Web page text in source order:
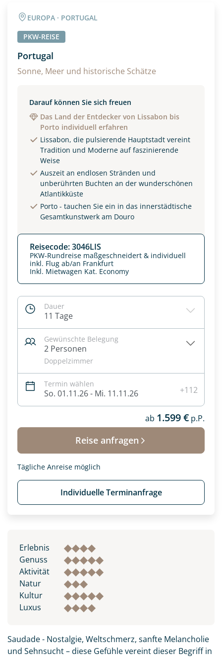
EUROPA · PORTUGAL
PKW-REISE
Portugal
Sonne, Meer und historische Schätze
Darauf können Sie sich freuen
Das Land der Entdecker von Lissabon bis
Porto individuell erfahren
Lissabon, die pulsierende Hauptstadt vereint
Tradition und Moderne auf faszinierende
Weise
Auszeit an endlosen Stränden und
unberührten Buchten an der wunderschönen
Atlantikküste
Porto - tauchen Sie ein in das innerstädtische
Gesamtkunstwerk am Douro
Reisecode: 3046LIS
PKW-Rundreise maßgeschneidert & individuell
inkl. Flug ab/an Frankfurt
Inkl. Mietwagen Kat. Economy
Dauer
11 Tage
Gewünschte Belegung
2 Personen
Doppelzimmer
Termin wählen
So. 01.11.26 - Mi. 11.11.26 +112
ab 1.599 € p.P.
Reise anfragen
Tägliche Anreise möglich
Individuelle Terminanfrage
Erlebnis
Genuss
Aktivität
Natur
Kultur
Luxus
Saudade - Nostalgie, Weltschmerz, sanfte Melancholie
und Sehnsucht – diese Gefühle vereint dieser Begriff in
Alter
Unterkunft
EZ Familienzimmer
Reisebeginn
Option 1 Option 2
Weitere Informationen
Datenschutz & Transparenz ist uns sehr wichtig!
Die Anfrage wird via SSL verschlüsselt an unseren Server
geschickt. Mit Absenden des Formulars, erklären Sie, dass
Sie dieDatenschutzerklärungundWiderrufhinweisezur
Kenntnis genommen und akzeptiert haben.